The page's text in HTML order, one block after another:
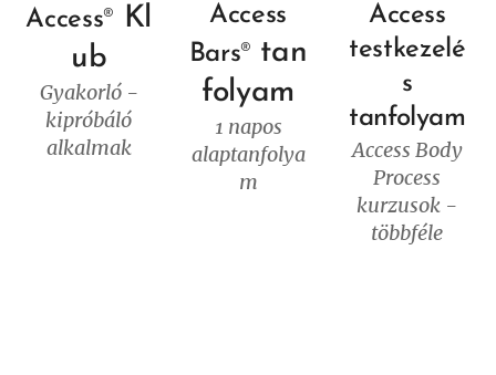
Access®
Kl
ub
Gyakorló -
kipróbáló
alkalmak
Access
Bars® tan
folyam
1 napos
alaptanfolya
m
Access
testkezelé
s
tanfolyam
Access Body
Process
kurzusok -
többféle